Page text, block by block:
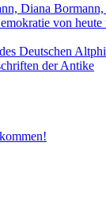
Diana
von heute
Deutschen
der Antike